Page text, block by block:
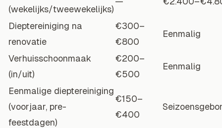
(wekelijks/tweewekelijks)
Dieptereiniging na
renovatie
€300–
€800
Eenmalig
Verhuisschoonmaak
(in/uit)
€200–
€500
Eenmalig
Eenmalige dieptereiniging
(voorjaar, pre-
feestdagen)
€150–
€400